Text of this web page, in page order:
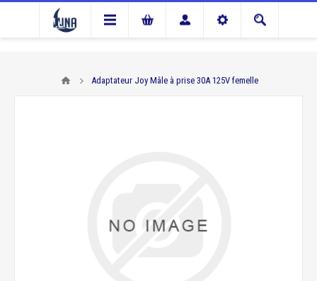
Adaptateur Joy Mâle à prise 30A 125V femelle